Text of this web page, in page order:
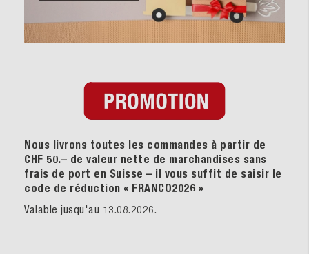
Nous livrons toutes les commandes à partir de
CHF 50.– de valeur nette de marchandises sans
frais de port en Suisse – il vous suffit de saisir le
code de réduction « FRANCO2026 »
Valable jusqu'au 13.08.2026.